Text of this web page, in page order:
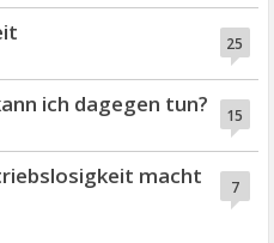
25
15
ich dagegen tun?
7
macht